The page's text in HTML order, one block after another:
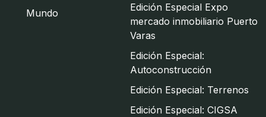
Mundo
Edición Especial Expo
mercado inmobiliario Puerto
Varas
Edición Especial:
Autoconstrucción
Edición Especial: Terrenos
Edición Especial: CIGSA